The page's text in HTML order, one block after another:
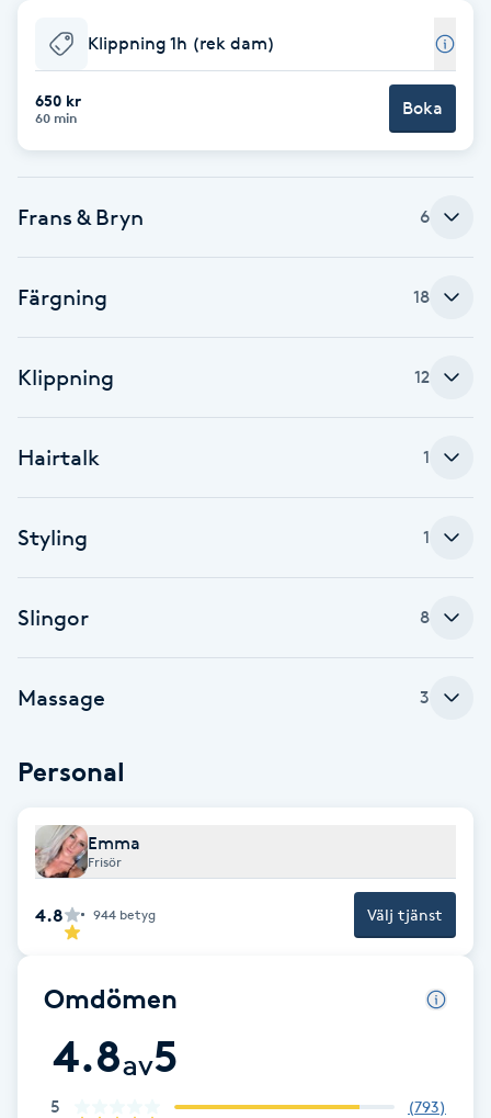
Babylights
Balayage
Barber
Barnklippning
Bottenfärg
Brynformning
Brynplockning
Bröllopsuppsättning
Coachning
Color correction
Cryoterapi
Damklippning
Klippning 1h (rek dam)
650 kr
60 min Boka
Frans & Bryn 6
Färgning 18
Klippning 12
Hairtalk 1
Styling 1
Slingor 8
Massage 3
Personal
Emma
Frisör
4.8 944 betyg Välj tjänst
Omdömen
4.8av5
5 (793)